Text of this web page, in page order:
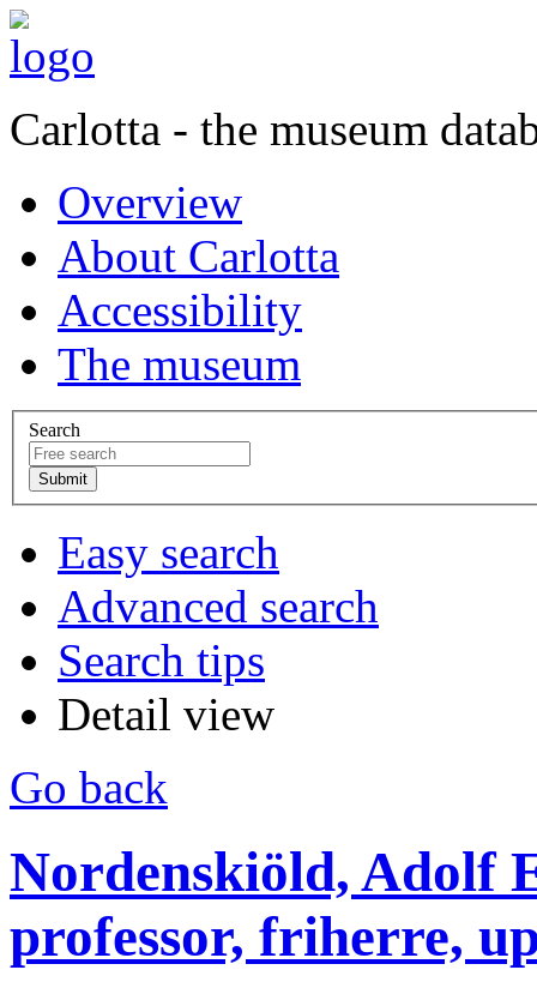
Carlotta - the museum
Overview
About Carlotta
Accessibility
The museum
Search
Easy search
Advanced search
Search tips
Detail view
Go back
Nordenskiöld, Adolf
professor, friherre,